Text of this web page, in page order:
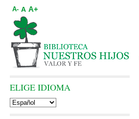
A- A A+
ELIGE IDIOMA